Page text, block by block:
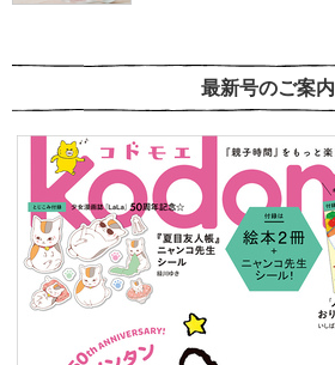
最新号のご案内